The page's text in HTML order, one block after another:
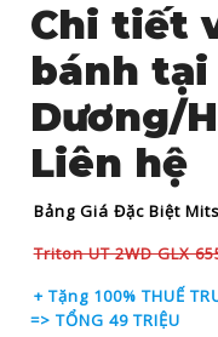
​Chi tiết
bánh tại
Dương/
Liên hệ
Bảng Giá Đặc Biệt
Triton UT 2WD GLX
+ Tặng 100% THUẾ
=> TỔNG 49 TRIỆU